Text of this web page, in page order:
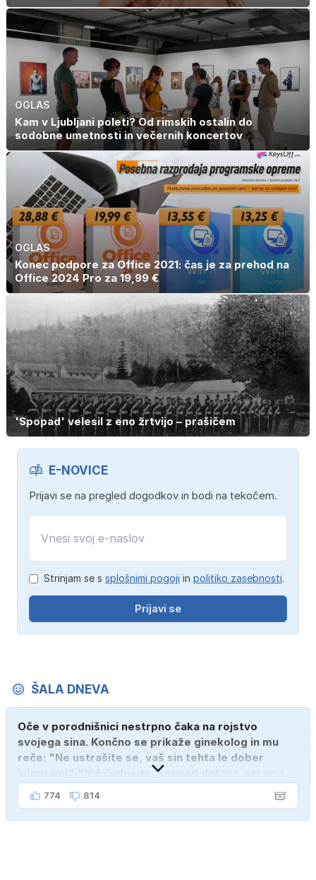
OGLAS
Kam v Ljubljani poleti? Od rimskih ostalin do
sodobne umetnosti in večernih koncertov
OGLAS
Konec podpore za Office 2021: čas je za prehod na
Office 2024 Pro za 19,99 €
'Spopad' velesil z eno žrtvijo – prašičem
E-NOVICE
Prijavi se na pregled dogodkov in bodi na tekočem.
Strinjam se s splošnimi pogoji in politiko zasebnosti.
Prijavi se
ŠALA DNEVA
Oče v porodnišnici nestrpno čaka na rojstvo
svojega sina. Končno se prikaže ginekolog in mu
reče: "Ne ustrašite se, vaš sin tehta le dober
kilogram!" "Nič čudnega, gospod doktor, saj se z
ženo poznava šele tri mesece."
774 814